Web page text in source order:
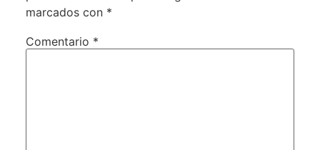
marcados con *
Comentario *